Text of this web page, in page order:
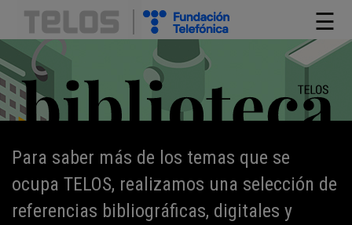
☰
Para saber más de los temas que se
ocupa TELOS, realizamos una selección de
referencias bibliográficas, digitales y